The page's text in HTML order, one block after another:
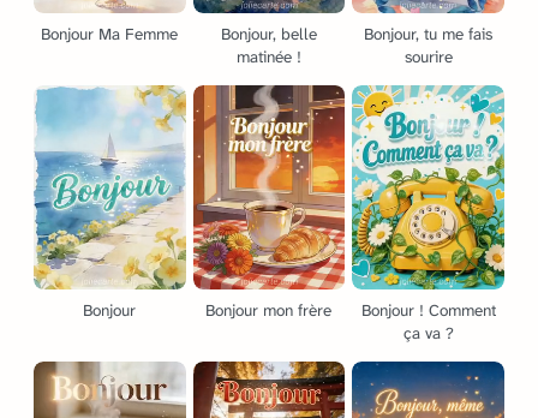
Bonjour Ma Femme
Bonjour, belle
matinée !
Bonjour, tu me fais
sourire
Bonjour Bonjour mon frère
Bonjour ! Comment
ça va ?